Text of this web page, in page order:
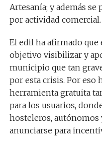
Artesanía; y además
por actividad comercial.
El edil ha afirmado
objetivo visibilizar y
municipio que tan
por esta crisis. Por eso
herramienta gratuita
para los usuarios,
hosteleros, autónomos
anunciarse para